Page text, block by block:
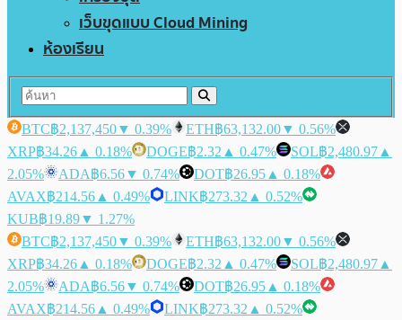
เว็บขุดแบบ Cloud Mining
ห้องเรียน
BTC฿2,137,450▼ 0.39% ETH฿63,132.00▼ 0.56%
XRP฿34.26 ▲ 0.18% DOGE฿2.32 ▲ 0.47% SOL฿2,480.97 ▲
2.05%
ADA฿6.56▼ 0.74% DOT฿26.95 ▲ 0.18%
AVAX฿214.56 ▲ 0.49% LINK฿273.32 ▲ 0.52%
KUB฿19.89▼ 1.27%
BTC฿2,137,450▼ 0.39% ETH฿63,132.00▼ 0.56%
XRP฿34.26 ▲ 0.18% DOGE฿2.32 ▲ 0.47% SOL฿2,480.97 ▲
2.05%
ADA฿6.56▼ 0.74% DOT฿26.95 ▲ 0.18%
AVAX฿214.56 ▲ 0.49% LINK฿273.32 ▲ 0.52%